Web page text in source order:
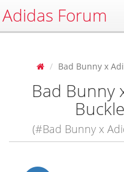
Adidas Forum
Bad Bunny x
Bad Bunny
(#Bad Bunny x